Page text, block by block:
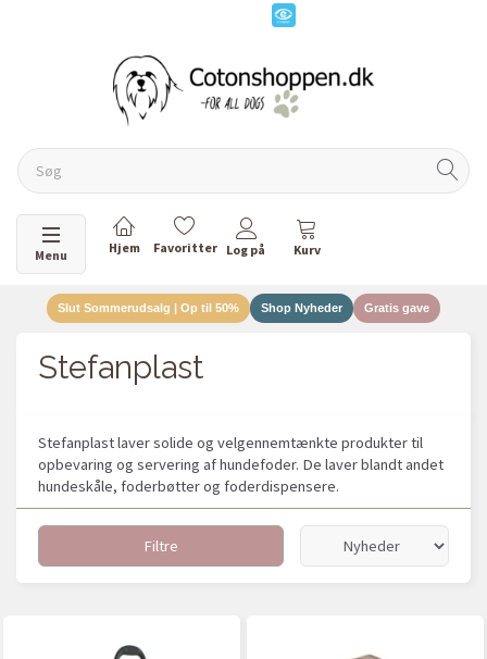
Skifte navigation
Menu
Slut Sommerudsalg | Op til 50% Shop Nyheder Gratis gave
Stefanplast
Stefanplast laver solide og velgennemtænkte produkter til
opbevaring og servering af hundefoder. De laver blandt andet
hundeskåle, foderbøtter og foderdispensere.
Filtre